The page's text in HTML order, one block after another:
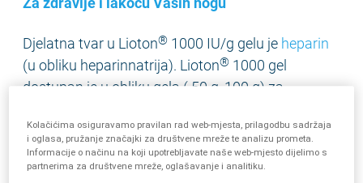
Djelatna tvar u Lioton® 1000 IU/g gelu je heparin
(u obliku heparinnatrija). Lioton® 1000 gel
dostupan je u obliku gela ( 50 g, 100 g) za
Lioton®1000 gel se dobro podnosi te ima vrlo
nizak rizik od sustavnih nuspojava.
Saznajte zašto biste trebali primijeniti Lioton
Kolačićima osiguravamo pravilan rad web-mjesta, prilagodbu sadržaja
i oglasa, pružanje značajki za društvene mreže te analizu prometa.
Informacije o načinu na koji upotrebljavate naše web-mjesto dijelimo s
partnerima za društvene mreže, oglašavanje i analitiku.